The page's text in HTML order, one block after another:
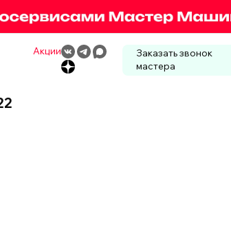
Акции
Заказать звонок
мастера